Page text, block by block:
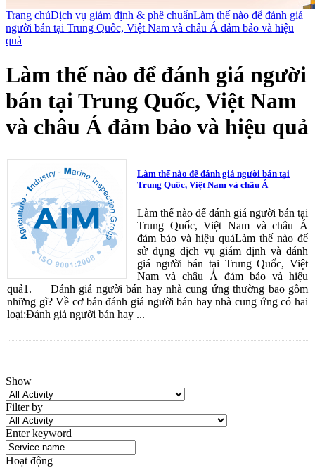
Trang chủDịch vụ giám định & phê chuẩnLàm thế nào để đánh giá
người bán tại Trung Quốc, Việt Nam và châu Á đảm bảo và hiệu
quả
Làm thế nào để đánh giá người
bán tại Trung Quốc, Việt Nam
và châu Á đảm bảo và hiệu quả
Làm thế nào để đánh giá người bán tại
Trung Quốc, Việt Nam và châu Á
Làm thế nào để đánh giá người bán tại
Trung Quốc, Việt Nam và châu Á
đảm bảo và hiệu quảLàm thế nào để
sử dụng dịch vụ giám định và đánh
giá người bán tại Trung Quốc, Việt
Nam và châu Á đảm bảo và hiệu
quả1. Đánh giá người bán hay nhà cung ứng thường bao gồm
những gì? Về cơ bản đánh giá người bán hay nhà cung ứng có hai
loại:Đánh giá người bán hay ...
Show
Filter by
Enter keyword
Hoạt động